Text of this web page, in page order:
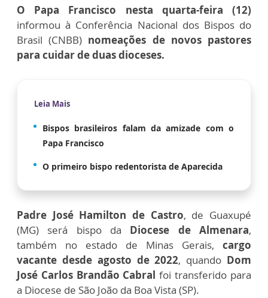
O Papa Francisco nesta quarta-feira (12)
informou à Conferência Nacional dos Bispos do
Brasil (CNBB) nomeações de novos pastores
para cuidar de duas dioceses.
Leia Mais
Bispos brasileiros falam da amizade com o
Papa Francisco
O primeiro bispo redentorista de Aparecida
Padre José Hamilton de Castro, de Guaxupé
(MG) será bispo da Diocese de Almenara,
também no estado de Minas Gerais, cargo
vacante desde agosto de 2022, quando Dom
José Carlos Brandão Cabral foi transferido para
a Diocese de São João da Boa Vista (SP).